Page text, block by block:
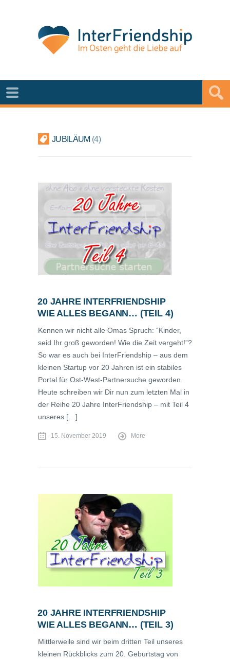
JUBILÄUM 4
20 JAHRE INTERFRIENDSHIP
WIE ALLES BEGANN… (TEIL 4)
Kennen wir nicht alle Omas Spruch: “Kinder,
seid Ihr groß geworden! Wie die Zeit vergeht!”?
So war es auch bei InterFriendship – aus dem
kleinen Startup vor 20 Jahren ist ein stabiles
Portal für Ost-West-Partnersuche geworden.
Heute schreiben wir Dir nun zum letzten Mal in
der Reihe 20 Jahre InterFriendship – mit Teil 4
unseres […]
15. November 2019 More
20 JAHRE INTERFRIENDSHIP
WIE ALLES BEGANN… (TEIL 3)
Mittlerweile sind wir beim dritten Teil unseres
kleinen Rückblicks zum 20. Geburtstag von